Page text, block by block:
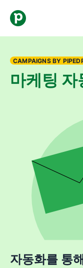
CAMPAIGNS BY
마케팅 자
자동화를 통